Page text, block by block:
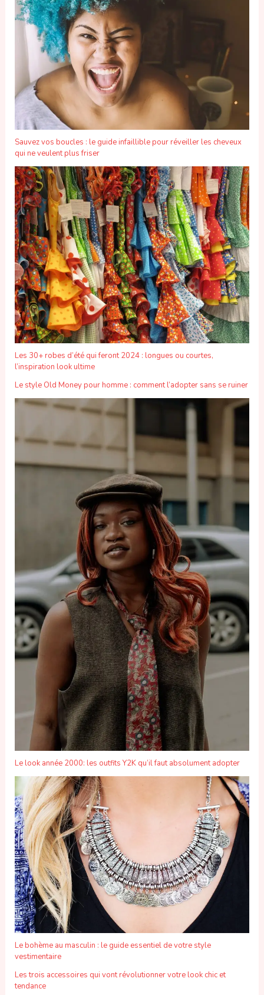
Sauvez vos boucles : le guide infaillible pour réveiller les cheveux
qui ne veulent plus friser
Les 30+ robes d’été qui feront 2024 : longues ou courtes,
l’inspiration look ultime
Le style Old Money pour homme : comment l’adopter sans se ruiner
Le look année 2000: les outfits Y2K qu’il faut absolument adopter
Le bohème au masculin : le guide essentiel de votre style
vestimentaire
Les trois accessoires qui vont révolutionner votre look chic et
tendance